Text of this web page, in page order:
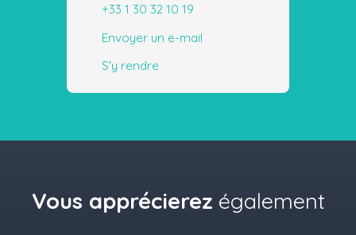
+33 1 30 32 10 19
Envoyer un e-mail
S'y rendre
Vous apprécierez également